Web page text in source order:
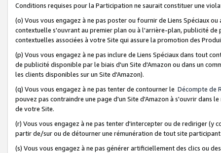
Conditions requises pour la Participation ne saurait constituer une
(o) Vous vous engagez à ne pas poster ou fournir de Liens Spéciaux
contextuelle s'ouvrant au premier plan ou à l'arrière-plan, publicité
contextuelles associées à votre Site qui assure la promotion des
(p) Vous vous engagez à ne pas inclure de Liens Spéciaux dans tout
de publicité disponible par le biais d'un Site d'Amazon ou dans un
les clients disponibles sur un Site d'Amazon).
(q) Vous vous engagez à ne pas tenter de contourner le Décompte de
pouvez pas contraindre une page d'un Site d'Amazon à s'ouvrir dans
de votre Site.
(r) Vous vous engagez à ne pas tenter d'intercepter ou de rediriger
partir de/sur ou de détourner une rémunération de tout site
(s) Vous vous engagez à ne pas générer artificiellement des clics ou